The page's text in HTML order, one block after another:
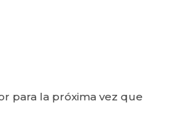
para la próxima vez que